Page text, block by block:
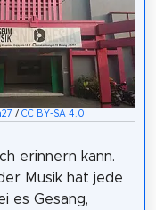
/ CC BY-SA 4.0
erinnern kann.
Musik hat jede
es Gesang,